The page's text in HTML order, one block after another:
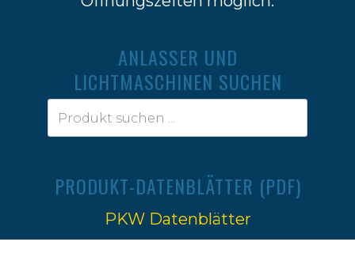
ANLASSER UND
LICHTMASCHINEN SUCHEN
PRODUKT-DATENBLÄTTER (PDF)
PKW Datenblätter